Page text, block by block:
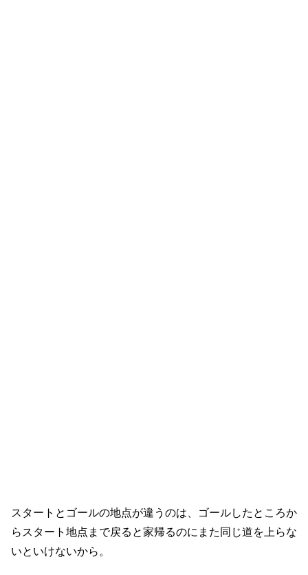
スタートとゴールの地点が違うのは、ゴールしたところか
らスタート地点まで戻ると家帰るのにまた同じ道を上らな
いといけないから。